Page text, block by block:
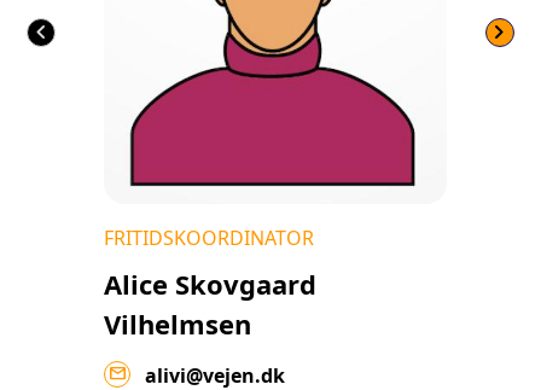
chevron_left chevron_right
FRITIDSKOORDINATOR
Alice Skovgaard
Vilhelmsen
mail alivi@vejen.dk